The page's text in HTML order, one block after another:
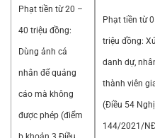
Phạt tiền từ 20 –
40 triệu đồng:
Dùng ảnh cá
nhân để quảng
cáo mà không
được phép (điểm
Phạt tiền từ
triệu đồng:
danh dự,
thành viên
(Điều 54
144/2021/